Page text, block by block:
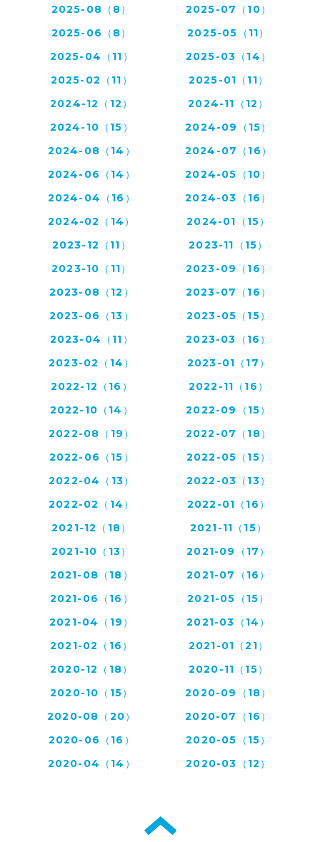
2025-08（8）
2025-07（10）
2025-06（8）
2025-05（11）
2025-04（11）
2025-03（14）
2025-02（11）
2025-01（11）
2024-12（12）
2024-11（12）
2024-10（15）
2024-09（15）
2024-08（14）
2024-07（16）
2024-06（14）
2024-05（10）
2024-04（16）
2024-03（16）
2024-02（14）
2024-01（15）
2023-12（11）
2023-11（15）
2023-10（11）
2023-09（16）
2023-08（12）
2023-07（16）
2023-06（13）
2023-05（15）
2023-04（11）
2023-03（16）
2023-02（14）
2023-01（17）
2022-12（16）
2022-11（16）
2022-10（14）
2022-09（15）
2022-08（19）
2022-07（18）
2022-06（15）
2022-05（15）
2022-04（13）
2022-03（13）
2022-02（14）
2022-01（16）
2021-12（18）
2021-11（15）
2021-10（13）
2021-09（17）
2021-08（18）
2021-07（16）
2021-06（16）
2021-05（15）
2021-04（19）
2021-03（14）
2021-02（16）
2021-01（21）
2020-12（18）
2020-11（15）
2020-10（15）
2020-09（18）
2020-08（20）
2020-07（16）
2020-06（16）
2020-05（15）
2020-04（14）
2020-03（12）